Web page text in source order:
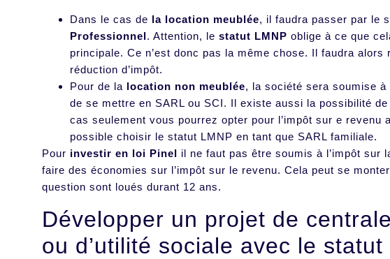
Dans le cas de la location meublée, il faudra passer par le
Professionnel. Attention, le statut LMNP oblige à ce que
principale. Ce n’est donc pas la même chose. Il faudra alors
réduction d’impôt.
Pour de la location non meublée, la société sera soumise
de se mettre en SARL ou SCI. Il existe aussi la possibilité de
cas seulement vous pourrez opter pour l’impôt sur e
possible choisir le statut LMNP en tant que SARL familiale.
Pour investir en loi Pinel il ne faut pas être soumis à l’impôt sur
faire des économies sur l’impôt sur le revenu. Cela peut se
question sont loués durant 12 ans.
Développer un projet de
ou d’utilité sociale avec le statut